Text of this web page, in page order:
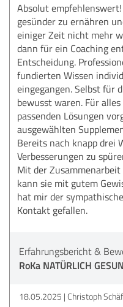
Absolut
gesünder zu ernähren
einiger Zeit nicht mehr
dann für ein Coaching
Entscheidung.
fundierten Wissen
eingegangen. Selbst für
bewusst waren. Für
passenden Lösungen
ausgewählten
Bereits nach knapp drei
Verbesserungen zu
Mit der
kann sie mit gutem
hat mir der
Kontakt gefallen.
Erfahrungsbericht &
RoKa NATÜRLICH
18.05.2025 Christoph